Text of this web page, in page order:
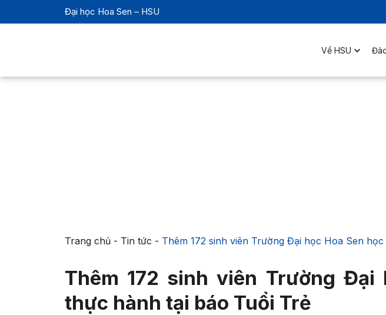
Đại học Hoa Sen – HSU
Về HSU
Trang chủ- Tin tức - Thêm 172 sinh viên Trường Đại học Hoa Sen
Thêm 172 sinh viên Trường Đại
thực hành tại báo Tuổi Trẻ